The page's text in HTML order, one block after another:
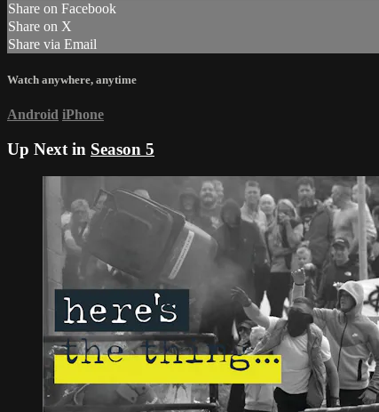
Share on Facebook
Share on X
Share via Email
Watch anywhere, anytime
Android iPhone
Up Next in Season 5